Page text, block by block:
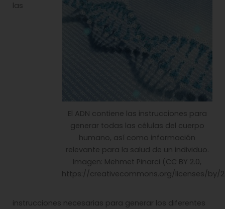
El ADN contiene las instrucciones para
generar todas las células del cuerpo
humano, así como información
relevante para la salud de un individuo.
Imagen: Mehmet Pinarci (CC BY 2.0,
https://creativecommons.org/licenses/by/
las
instrucciones necesarias para generar los diferentes